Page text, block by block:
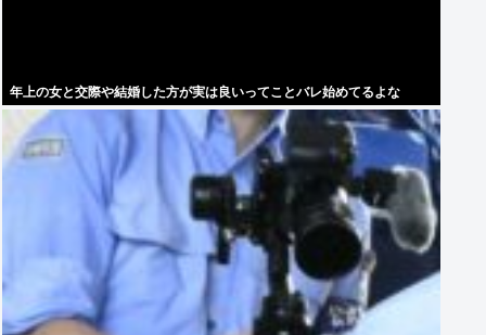
年上の女と交際や結婚した方が実は良いってことバレ始めてるよな